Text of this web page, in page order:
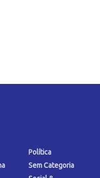
Política
Sem Categoria